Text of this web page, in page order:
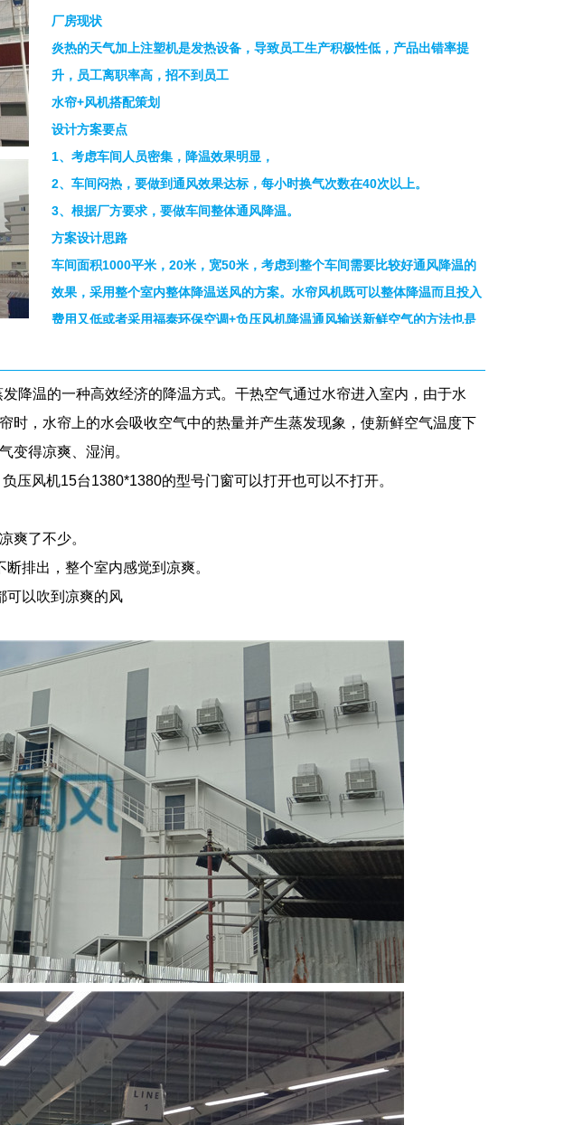
厂房现状
炎热的天气加上注塑机是发热设备，导致员工生产积极性低，产品出错率提
升，员工离职率高，招不到员工
水帘+风机搭配策划
设计方案要点
1、考虑车间人员密集，降温效果明显，
2、车间闷热，要做到通风效果达标，每小时换气次数在40次以上。
3、根据厂方要求，要做车间整体通风降温。
方案设计思路
车间面积1000平米，20米，宽50米，考虑到整个车间需要比较好通风降温的
效果，采用整个室内整体降温送风的方案。水帘风机既可以整体降温而且投入
费用又低或者采用福泰环保空调+负压风机降温通风输送新鲜空气的方法也是
发降温的一种高效经济的降温方式。干热空气通过水帘进入室内，由于水
时，水帘上的水会吸收空气中的热量并产生蒸发现象，使新鲜空气温度下
变得凉爽、湿润。
压风机15台1380*1380的型号门窗可以打开也可以不打开。
爽了不少。
排出，整个室内感觉到凉爽。
可以吹到凉爽的风